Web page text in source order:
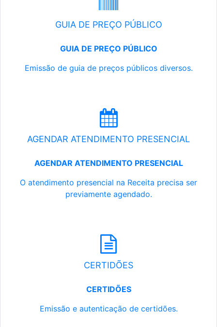
GUIA DE PREÇO PÚBLICO
GUIA DE PREÇO PÚBLICO
Emissão de guia de preços públicos diversos.
AGENDAR ATENDIMENTO PRESENCIAL
AGENDAR ATENDIMENTO PRESENCIAL
O atendimento presencial na Receita precisa ser
previamente agendado.
CERTIDÕES
CERTIDÕES
Emissão e autenticação de certidões.